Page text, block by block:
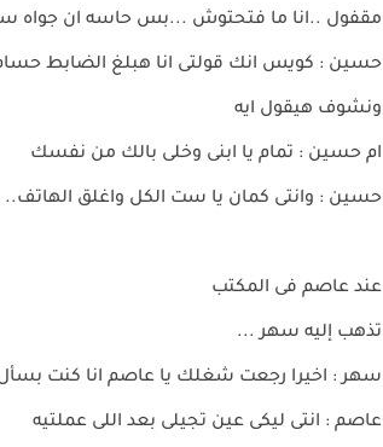
مقفول ..انا ما فتحتوش ...بس حاسه ان جواه
حسين : كويس انك قولتى انا هبلغ الضابط
ونشوف هيقول ايه
ام حسين : تمام يا ابنى وخلى بالك من نفسك
حسين : وانتى كمان يا ست الكل واغلق الهاتف..
عند عاصم فى المكتب
تذهب إليه سهر ...
سهر : اخيرا رجعت شغلك يا عاصم انا كنت
عاصم : انتى ليكى عين تجيلى بعد اللى عملتيه